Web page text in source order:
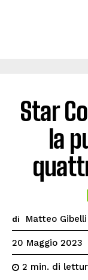
Star
la
di Matteo Gibelli
20 Maggio 2023
2 min. di